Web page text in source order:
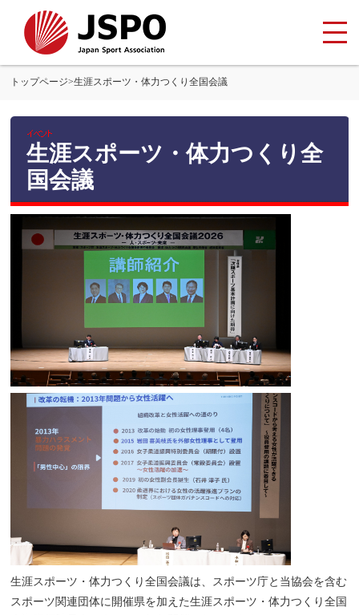
トップページ>生涯スポーツ・体力つくり全国会議
生涯スポーツ・体力つくり全
国会議
生涯スポーツ・体力つくり全国会議は、スポーツ庁と当協会を含む
スポーツ関連団体に開催県を加えた生涯スポーツ・体力つくり全国